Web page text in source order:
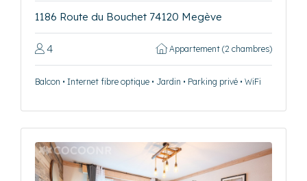
1186 Route du Bouchet 74120 Megève
4 Appartement (2 chambres)
Balcon • Internet fibre optique • Jardin • Parking privé • WiFi